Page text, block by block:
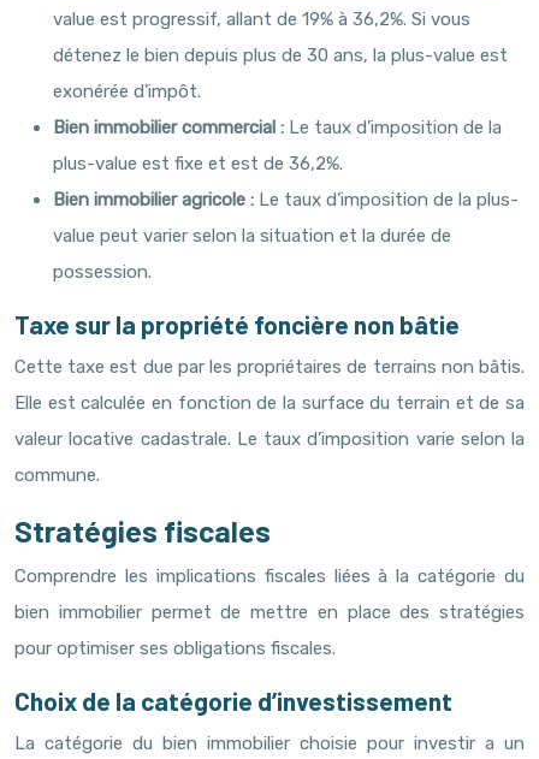
value est progressif, allant de 19% à 36,2%. Si vous
détenez le bien depuis plus de 30 ans, la plus-value est
exonérée d’impôt.
Bien immobilier commercial : Le taux d’imposition de la
plus-value est fixe et est de 36,2%.
Bien immobilier agricole : Le taux d’imposition de la plus-
value peut varier selon la situation et la durée de
possession.
Taxe sur la propriété foncière non bâtie
Cette taxe est due par les propriétaires de terrains non bâtis.
Elle est calculée en fonction de la surface du terrain et de sa
valeur locative cadastrale. Le taux d’imposition varie selon la
commune.
Stratégies fiscales
Comprendre les implications fiscales liées à la catégorie du
bien immobilier permet de mettre en place des stratégies
pour optimiser ses obligations fiscales.
Choix de la catégorie d’investissement
La catégorie du bien immobilier choisie pour investir a un